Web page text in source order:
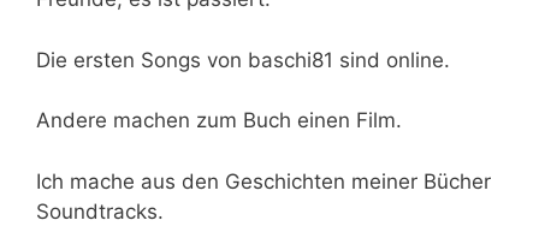
Die ersten Songs von baschi81 sind online.
Andere machen zum Buch einen Film.
Ich mache aus den Geschichten meiner Bücher
Soundtracks.